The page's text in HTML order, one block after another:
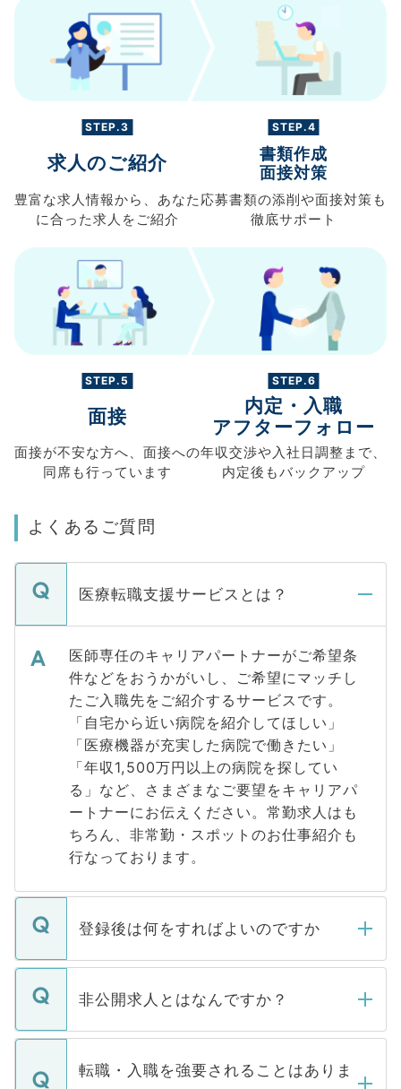
STEP.3
求人のご紹介
豊富な求人情報から、 あなた
に合った求人を ご紹介
STEP.4
書類作成
面接対策
応募書類の添削や面接対策も
徹底サポート
STEP.5
面接
面接が不安な方へ、 面接への
同席も行っています
STEP.6
内定・入職
アフターフォロー
年収交渉や入社日調整まで、
内定後もバックアップ
よくあるご質問
医療転職支援サービスとは？
医師専任のキャリアパートナーがご希望条
件などをおうかがいし、ご希望にマッチし
たご入職先をご紹介するサービスです。
「自宅から近い病院を紹介してほしい」
「医療機器が充実した病院で働きたい」
「年収1,500万円以上の病院を探してい
る」など、さまざまなご要望をキャリアパ
ートナーにお伝えください。常勤求人はも
ちろん、非常勤・スポットのお仕事紹介も
行なっております。
登録後は何をすればよいのですか
ご登録いただきましたら、弊社担当者がご
登録内容を確認し、その後メールもしくは
ます。通常、5営業日以内にはご連絡をせて
いただきますので、しばらくお待ちくださ
非公開求人とはなんですか？
マイナビDOCTORで取り扱っている求人の
うち約3割は、Webサイトからご覧いただ
転職・入職を強要されることはありま